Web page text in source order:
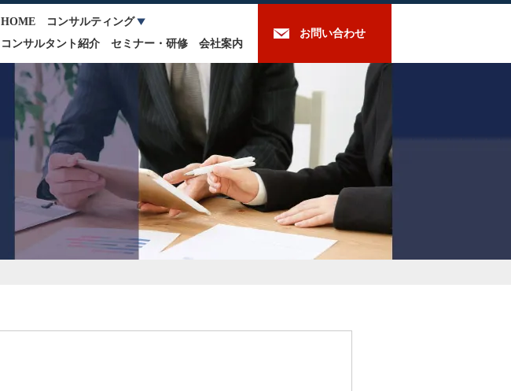
お問い合わせ
HOME
コンサルティング
コンサルタント紹介
セミナー・研修 会社案内